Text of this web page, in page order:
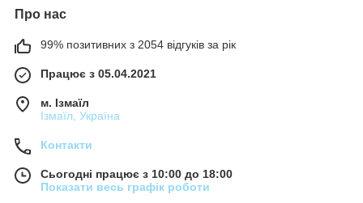
Про нас
99% позитивних з 2054 відгуків за рік
Працює з 05.04.2021
м. Ізмаїл
Ізмаїл, Україна
Контакти
Сьогодні працює з 10:00 до 18:00
Показати весь графік роботи